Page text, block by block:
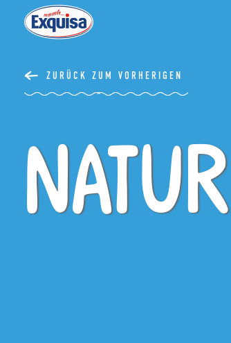
ZURÜCK ZUM VORHERIGEN
Natur